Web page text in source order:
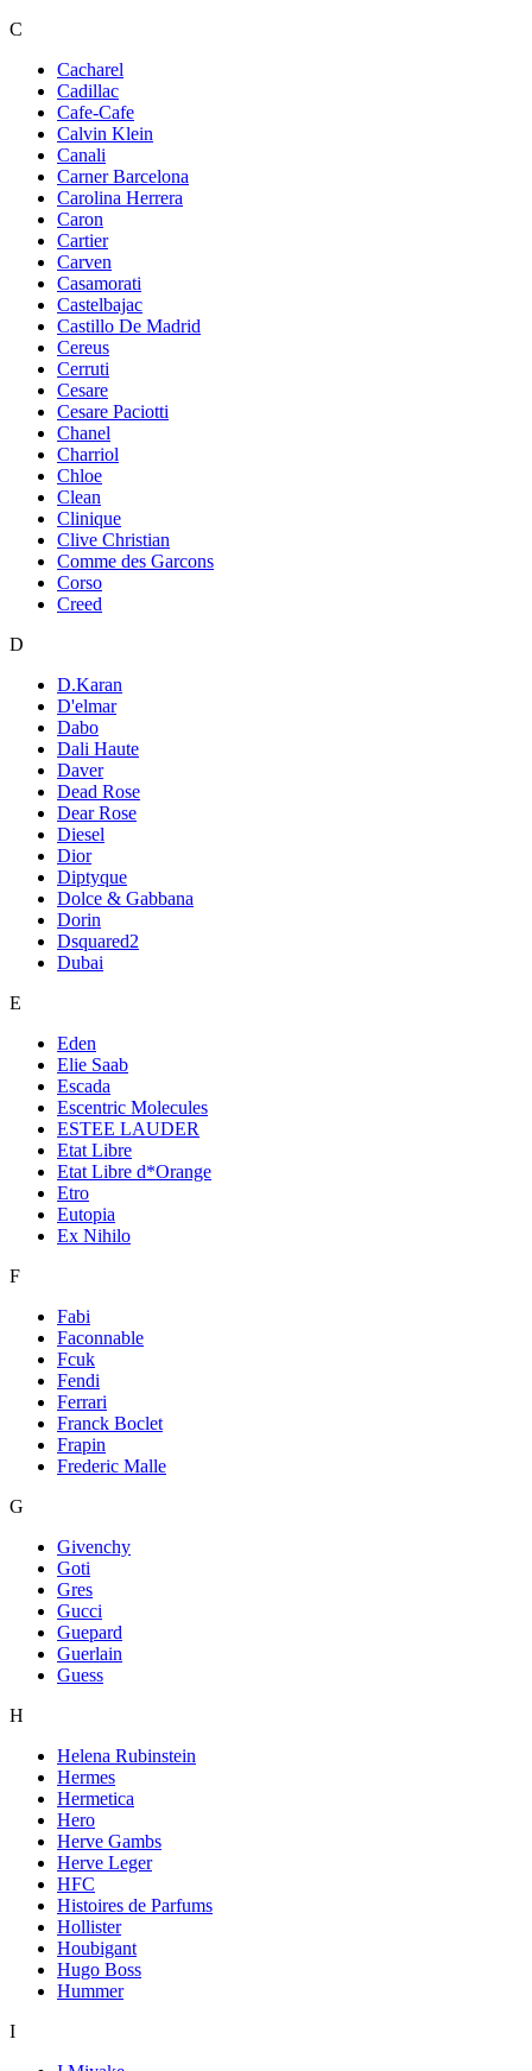
C
Cacharel
Cadillac
Cafe-Cafe
Calvin Klein
Canali
Carner Barcelona
Carolina Herrera
Caron
Cartier
Carven
Casamorati
Castelbajac
Castillo De Madrid
Cereus
Cerruti
Cesare
Cesare Paciotti
Chanel
Charriol
Chloe
Clean
Clinique
Clive Christian
Comme des Garcons
Corso
Creed
D
D.Karan
D'elmar
Dabo
Dali Haute
Daver
Dead Rose
Dear Rose
Diesel
Dior
Diptyque
Dolce & Gabbana
Dorin
Dsquared2
Dubai
E
Eden
Elie Saab
Escada
Escentric Molecules
ESTEE LAUDER
Etat Libre
Etat Libre d*Orange
Etro
Eutopia
Ex Nihilo
F
Fabi
Faconnable
Fcuk
Fendi
Ferrari
Franck Boclet
Frapin
Frederic Malle
G
Givenchy
Goti
Gres
Gucci
Guepard
Guerlain
Guess
H
Helena Rubinstein
Hermes
Hermetica
Hero
Herve Gambs
Herve Leger
HFC
Histoires de Parfums
Hollister
Houbigant
Hugo Boss
Hummer
I